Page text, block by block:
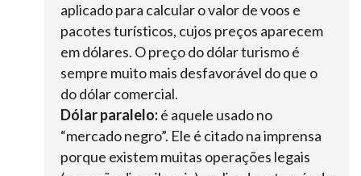
aplicado para calcular o valor de voos e
pacotes turísticos, cujos preços aparecem
em dólares. O preço do dólar turismo é
sempre muito mais desfavorável do que o
do dólar comercial.
Dólar paralelo:é aquele usado no
“mercado negro”. Ele é citado na imprensa
porque existem muitas operações legais